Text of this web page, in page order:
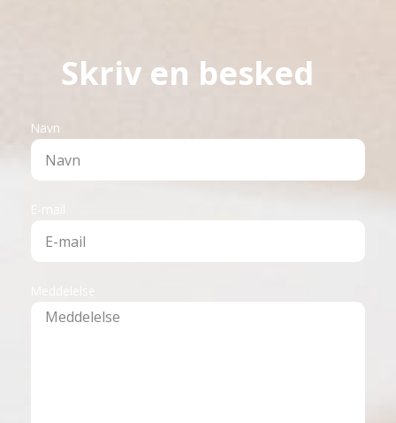
Skriv en besked
Navn